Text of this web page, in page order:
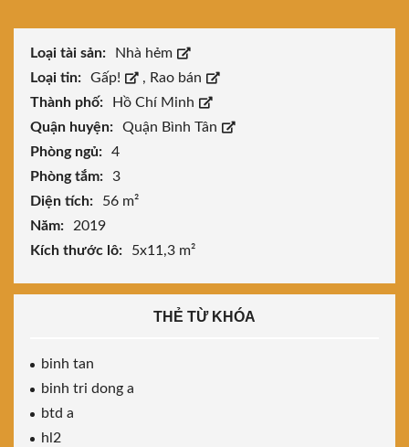
Loại tài sản:
Nhà hẻm
Loại tin:
Gấp! , Rao bán
Thành phố:
Hồ Chí Minh
Quận huyện:
Quận Bình Tân
Phòng ngủ:
4
Phòng tắm:
3
Diện tích:
56 m²
Năm:
2019
Kích thước lô:
5x11,3 m²
THẺ TỪ KHÓA
binh tan
binh tri dong a
btd a
hl2